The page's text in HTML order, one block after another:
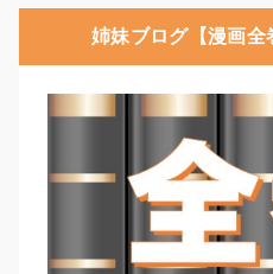
姉妹ブログ【漫画全